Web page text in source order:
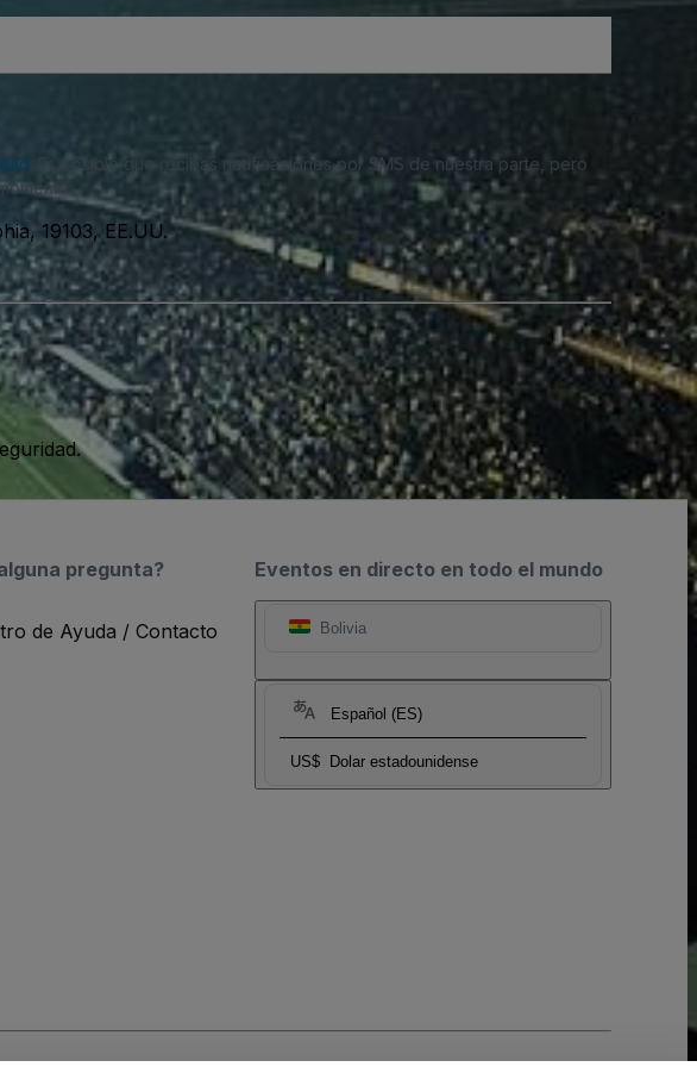
. Es posible que recibas notificaciones por SMS de nuestra parte, pero
19103, EE.UU.
Eventos en directo en todo el mundo
Bolivia
Español (ES)
US$ Dolar estadounidense
pregunta?
de Ayuda / Contacto